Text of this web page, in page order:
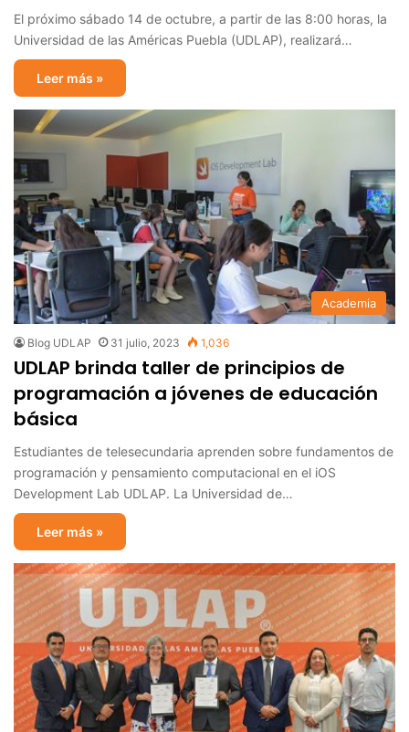
El próximo sábado 14 de octubre, a partir de las 8:00 horas, la
Universidad de las Américas Puebla (UDLAP), realizará…
Leer más »
Academia
Blog UDLAP 31 julio, 2023 1,036
UDLAP brinda taller de principios de
programación a jóvenes de educación
básica
Estudiantes de telesecundaria aprenden sobre fundamentos de
programación y pensamiento computacional en el iOS
Development Lab UDLAP. La Universidad de…
Leer más »